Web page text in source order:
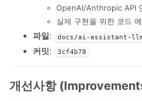
OpenAI/Anthropic API
실제 구현을 위한 코드
파일: docs/ai-assistant-
커밋: 3cf4b78
개선사항